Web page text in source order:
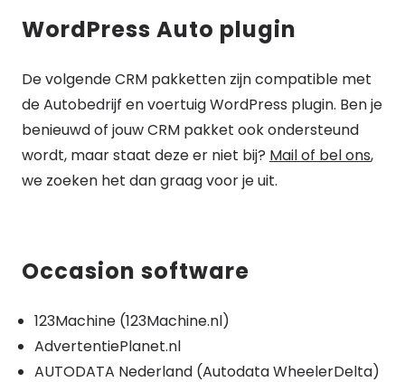
WordPress Auto plugin
De volgende CRM pakketten zijn compatible met
de Autobedrijf en voertuig WordPress plugin. Ben je
benieuwd of jouw CRM pakket ook ondersteund
wordt, maar staat deze er niet bij? Mail of bel ons,
we zoeken het dan graag voor je uit.
Occasion software
123Machine (123Machine.nl)
AdvertentiePlanet.nl
AUTODATA Nederland (Autodata WheelerDelta)